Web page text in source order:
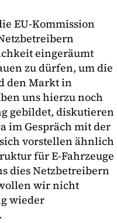
EU-Kommission
eingeräumt
zu dürfen, um die
den Markt in
uns hierzu noch
gebildet, diskutieren
im Gespräch mit der
vorstellen ähnlich
für E-Fahrzeuge
dies Netzbetreibern
wir nicht
wieder